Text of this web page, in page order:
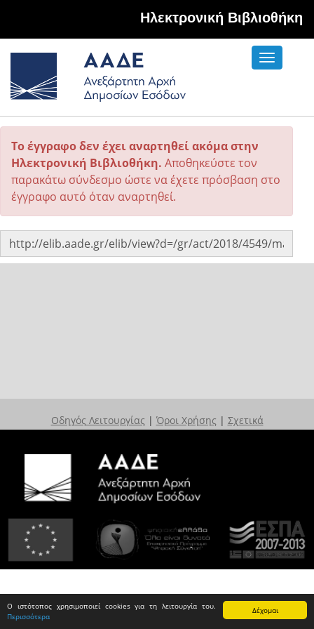
Δέχομαι
Ο ιστότοπος χρησιμοποιεί cookies για τη λειτουργία του.
Περισσότερα
Hλεκτρονική Βιβλιοθήκη
Toggle
Το έγγραφο δεν έχει αναρτηθεί ακόμα στην
Ηλεκτρονική Βιβλιοθήκη. Αποθηκεύστε τον
παρακάτω σύνδεσμο ώστε να έχετε πρόσβαση στο
έγγραφο αυτό όταν αναρτηθεί.
Οδηγός Λειτουργίας | Όροι Χρήσης | Σχετικά